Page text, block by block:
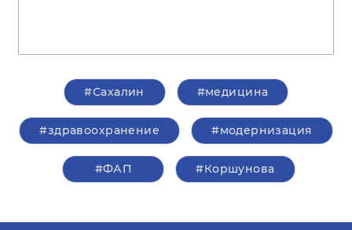
#Сахалин #медицина
#здравоохранение #модернизация
#ФАП #Коршунова